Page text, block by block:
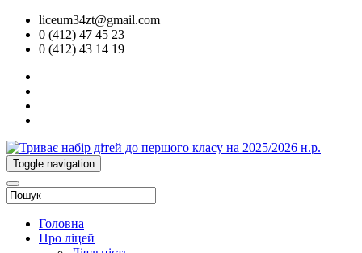
liceum34zt@gmail.com
0 (412) 47 45 23
0 (412) 43 14 19
Toggle navigation
Головна
Про ліцей